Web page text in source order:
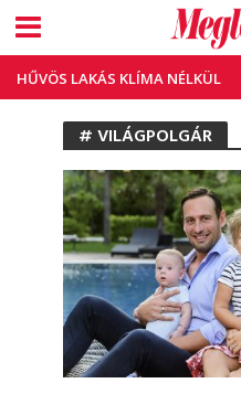
HŰVÖS LAKÁS KLÍMA NÉLKÜL
# VILÁGPOLGÁR